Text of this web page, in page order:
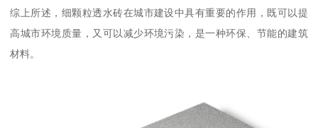
综上所述，细颗粒透水砖在城市建设中具有重要的作用，既可以提
高城市环境质量，又可以减少环境污染，是一种环保、节能的建筑
材料。